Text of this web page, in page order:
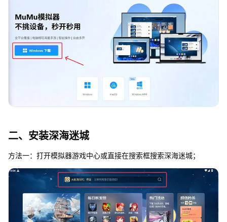
二、安装深海迷城
方法一：打开模拟器游戏中心或直接在搜索框搜索深海迷城；